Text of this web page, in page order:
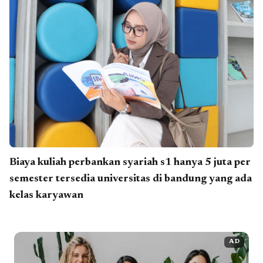
Biaya kuliah perbankan syariah s1 hanya 5 juta per
semester tersedia universitas di bandung yang ada
kelas karyawan
AD